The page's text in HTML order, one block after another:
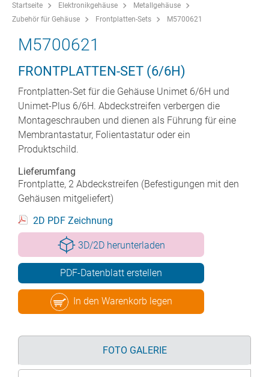
Startseite Elektronikgehäuse
Metallgehäuse
Zubehör für Gehäuse
Frontplatten-Sets M5700621
M5700621
FRONTPLATTEN-SET (6/6H)
Frontplatten-Set für die Gehäuse Unimet 6/6H und
Unimet-Plus 6/6H. Abdeckstreifen verbergen die
Montageschrauben und dienen als Führung für eine
Membrantastatur, Folientastatur oder ein
Produktschild.
Lieferumfang
Frontplatte, 2 Abdeckstreifen (Befestigungen mit den
Gehäusen mitgeliefert)
2D PDF Zeichnung
3D/2D herunterladen
PDF-Datenblatt erstellen
In den Warenkorb legen
FOTO GALERIE